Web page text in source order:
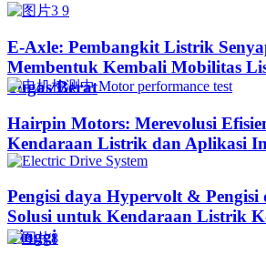
E-Axle: Pembangkit Listrik
Membentuk Kembali Mobilitas
Tugas Berat
Hairpin Motors: Merevolusi
Kendaraan Listrik dan Aplikasi
Pengisi daya Hypervolt & Pengisi
Solusi untuk Kendaraan Listrik
Tinggi